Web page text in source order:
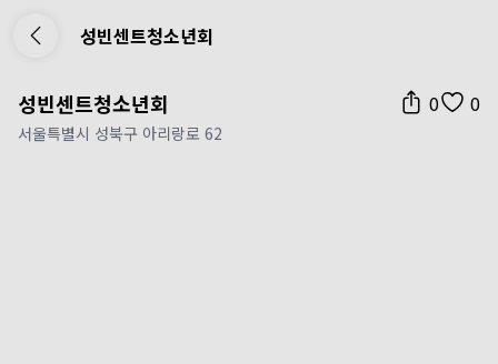
성빈센트청소년회
성빈센트청소년회 0 0
서울특별시 성북구 아리랑로 62